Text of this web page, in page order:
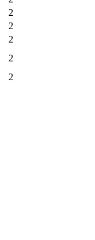
2
2
2
2
2